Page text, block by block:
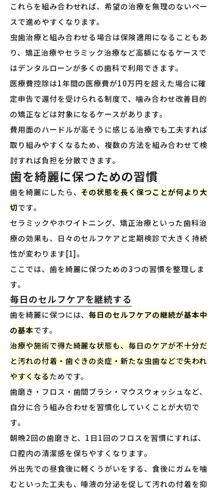
これらを組み合わせれば、希望の治療を無理のないペー
スで進めやすくなります。
虫歯治療と組み合わせる場合は保険適用になることもあ
り、矯正治療やセラミック治療など高額になるケースで
はデンタルローンが多くの歯科で利用できます。
医療費控除は1年間の医療費が10万円を超えた場合に確
定申告で還付を受けられる制度で、噛み合わせ改善目的
の矯正などは対象になるケースがあります。
費用面のハードルが高そうに感じる治療でも工夫すれば
取り組みやすくなるため、複数の方法を組み合わせて検
討すれば負担を分散できます。
歯を綺麗に保つための習慣
歯を綺麗にしたら、 その状態を長く保つことが何より大
切です。
セラミックやホワイトニング、矯正治療といった歯科治
療の効果も、日々のセルフケアと定期検診で大きく持続
性が変わります[1]。
ここでは、歯を綺麗に保つための3つの習慣を整理しま
す。
毎日のセルフケアを継続する
歯を綺麗に保つには、毎日のセルフケアの継続が基本中
の基本です。
治療や施術で得た綺麗な状態も、毎日のケアが不十分だ
と汚れの付着・歯ぐきの炎症・新たな虫歯などで失われ
やすくなるためです。
歯磨き・フロス・歯間ブラシ・マウスウォッシュなど、
自分に合う組み合わせを習慣化していくことが大切で
す。
朝晩2回の歯磨きと、1日1回のフロスを習慣にすれば、
口腔内の清潔感を保ちやすくなります。
外出先での昼食後に軽くうがいをする、食後にガムを噛
むといった工夫も、唾液の分泌を促して汚れの付着を抑